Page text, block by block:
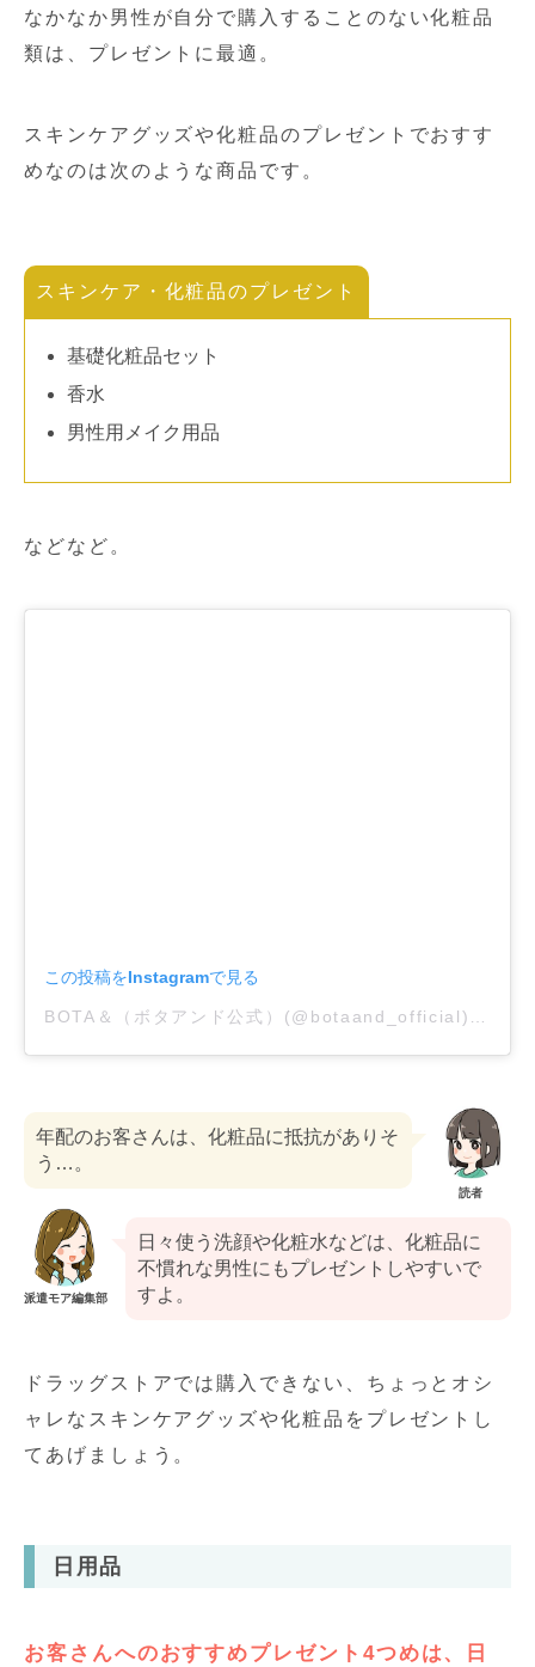
なかなか男性が自分で購入することのない化粧品
類は、プレゼントに最適。
スキンケアグッズや化粧品のプレゼントでおすす
めなのは次のような商品です。
スキンケア・化粧品のプレゼント
基礎化粧品セット
香水
男性用メイク用品
などなど。
この投稿をInstagramで見る
BOTA＆（ボタアンド公式）(@botaand_official)がシェアした投稿
年配のお客さんは、化粧品に抵抗がありそ
う…。
読者
派遣モア編集部
日々使う洗顔や化粧水などは、化粧品に
不慣れな男性にもプレゼントしやすいで
すよ。
ドラッグストアでは購入できない、ちょっとオシ
ャレなスキンケアグッズや化粧品をプレゼントし
てあげましょう。
日用品
お客さんへのおすすめプレゼント4つめは、日